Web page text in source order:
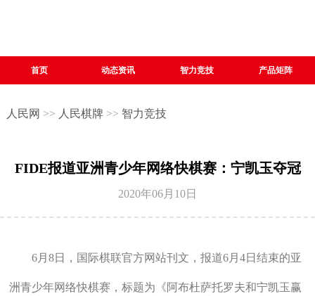
首页 动态资讯 智力竞技 产品矩阵
人民网 >> 人民棋牌>> 智力竞技
FIDE报道亚洲青少年网络快棋赛：宁凯玉夺冠
2020年06月10日
6月8日，国际棋联官方网站刊文，报道6月4日结束的亚
洲青少年网络快棋赛，标题为《阿布杜萨托罗夫和宁凯玉赢